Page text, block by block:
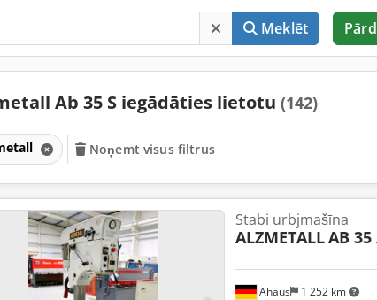
Meklēt
Ab 35 S iegādāties lietotu (142)
Noņemt visus filtrus
Ahaus 1 252 km
Stabi urbjmašīna
ALZMETALLAB 35